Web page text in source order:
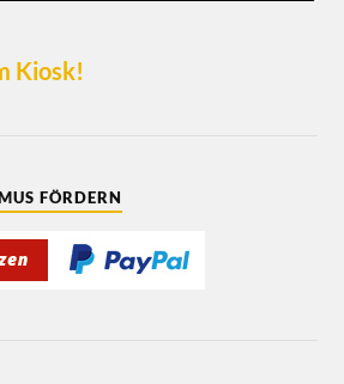
Kiosk!
FÖRDERN